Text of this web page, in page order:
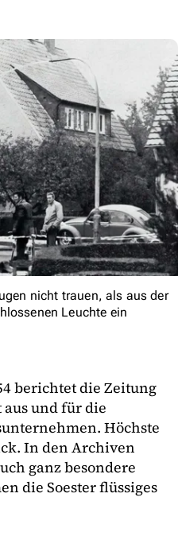
nicht trauen, als aus der
Leuchte ein
berichtet die Zeitung
und für die
Höchste
In den Archiven
ganz besondere
die Soester flüssiges